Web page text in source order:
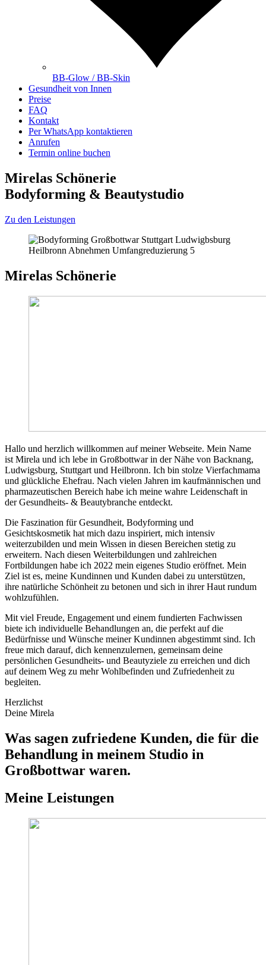
BB-Glow / BB-Skin
Gesundheit von Innen
Preise
FAQ
Kontakt
Per WhatsApp kontaktieren
Anrufen
Termin online buchen
Mirelas Schönerie
Bodyforming & Beautystudio
Zu den Leistungen
Mirelas Schönerie
Hallo und herzlich willkommen auf meiner Webseite. Mein Name
ist Mirela und ich lebe in Großbottwar in der Nähe von Backnang,
Ludwigsburg, Stuttgart und Heilbronn. Ich bin stolze Vierfachmama
und glückliche Ehefrau. Nach vielen Jahren im kaufmännischen und
pharmazeutischen Bereich habe ich meine wahre Leidenschaft in
der Gesundheits- & Beautybranche entdeckt.
Die Faszination für Gesundheit, Bodyforming und
Gesichtskosmetik hat mich dazu inspiriert, mich intensiv
weiterzubilden und mein Wissen in diesen Bereichen stetig zu
erweitern. Nach diesen Weiterbildungen und zahlreichen
Fortbildungen habe ich 2022 mein eigenes Studio eröffnet. Mein
Ziel ist es, meine Kundinnen und Kunden dabei zu unterstützen,
ihre natürliche Schönheit zu betonen und sich in ihrer Haut rundum
wohlzufühlen.
Mit viel Freude, Engagement und einem fundierten Fachwissen
biete ich individuelle Behandlungen an, die perfekt auf die
Bedürfnisse und Wünsche meiner Kundinnen abgestimmt sind. Ich
freue mich darauf, dich kennenzulernen, gemeinsam deine
persönlichen Gesundheits- und Beautyziele zu erreichen und dich
auf deinem Weg zu mehr Wohlbefinden und Zufriedenheit zu
begleiten.
Herzlichst
Deine Mirela
Was sagen zufriedene Kunden, die für die
Behandlung in meinem Studio in
Großbottwar waren.
Meine Leistungen